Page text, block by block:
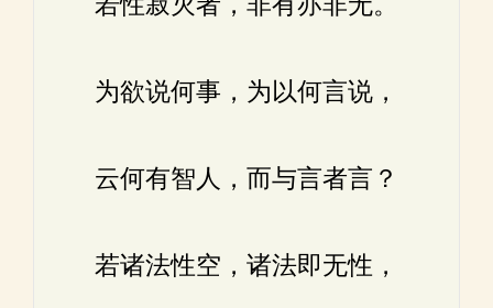
为欲说何事，为以何言说，
云何有智人，而与言者言？
若诸法性空，诸法即无性，